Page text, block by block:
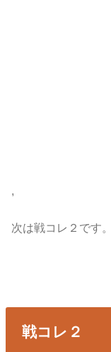
,
次は戦コレ２です。
戦コレ２